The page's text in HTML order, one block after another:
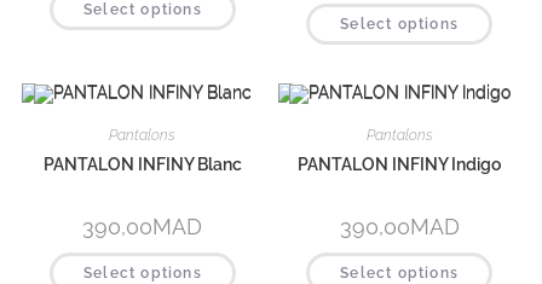
Select options
Select options
Pantalons
PANTALON INFINY Blanc
390,00MAD
Select options
Pantalons
PANTALON INFINY Indigo
390,00MAD
Select options